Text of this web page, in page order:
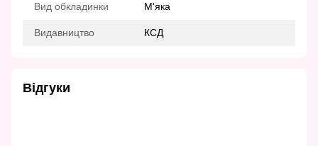
Вид обкладинки М'яка
Видавництво КСД
Відгуки